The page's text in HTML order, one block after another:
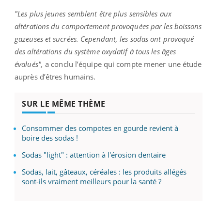
"Les plus jeunes semblent être plus sensibles aux
altérations du comportement provoquées par les boissons
gazeuses et sucrées. Cependant, les sodas ont provoqué
des altérations du système oxydatif à tous les âges
évalués", a conclu l’équipe qui compte mener une étude
auprès d’êtres humains.
SUR LE MÊME THÈME
Consommer des compotes en gourde revient à
boire des sodas !
Sodas "light" : attention à l'érosion dentaire
Sodas, lait, gâteaux, céréales : les produits allégés
sont-ils vraiment meilleurs pour la santé ?